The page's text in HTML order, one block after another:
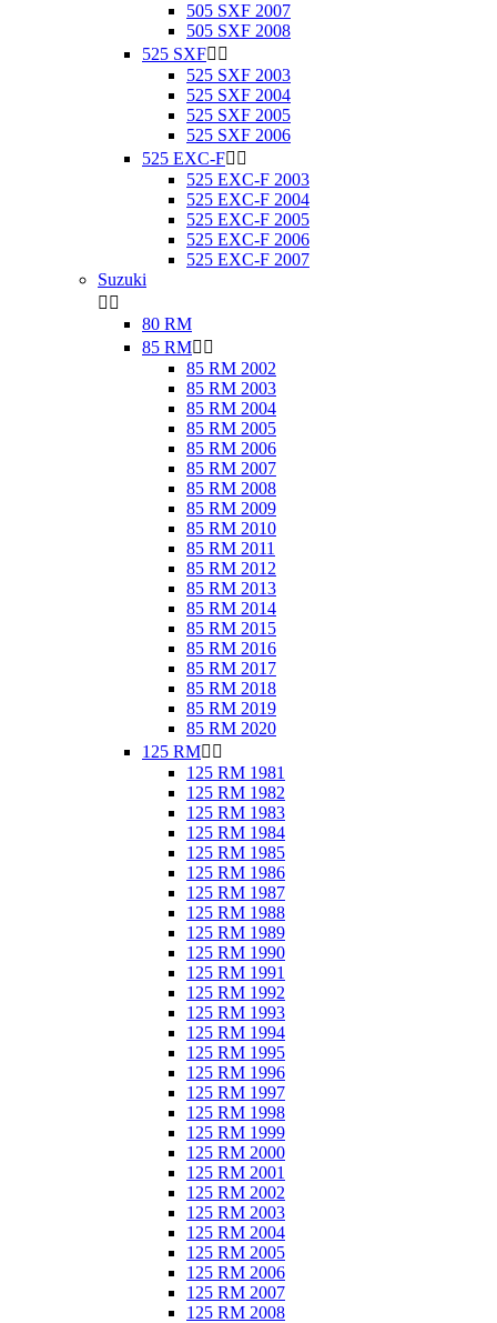
505 SXF 2007
505 SXF 2008
525 SXF 
525 SXF 2003
525 SXF 2004
525 SXF 2005
525 SXF 2006
525 EXC-F 
525 EXC-F 2003
525 EXC-F 2004
525 EXC-F 2005
525 EXC-F 2006
525 EXC-F 2007
Suzuki
 
80 RM
85 RM 
85 RM 2002
85 RM 2003
85 RM 2004
85 RM 2005
85 RM 2006
85 RM 2007
85 RM 2008
85 RM 2009
85 RM 2010
85 RM 2011
85 RM 2012
85 RM 2013
85 RM 2014
85 RM 2015
85 RM 2016
85 RM 2017
85 RM 2018
85 RM 2019
85 RM 2020
125 RM 
125 RM 1981
125 RM 1982
125 RM 1983
125 RM 1984
125 RM 1985
125 RM 1986
125 RM 1987
125 RM 1988
125 RM 1989
125 RM 1990
125 RM 1991
125 RM 1992
125 RM 1993
125 RM 1994
125 RM 1995
125 RM 1996
125 RM 1997
125 RM 1998
125 RM 1999
125 RM 2000
125 RM 2001
125 RM 2002
125 RM 2003
125 RM 2004
125 RM 2005
125 RM 2006
125 RM 2007
125 RM 2008